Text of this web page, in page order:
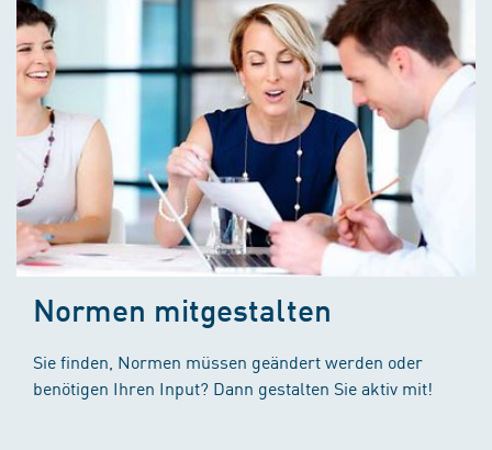
Normen mitgestalten
Sie finden, Normen müssen geändert werden oder
benötigen Ihren Input? Dann gestalten Sie aktiv mit!